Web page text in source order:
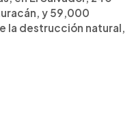
y 59,000
la destrucción natural,